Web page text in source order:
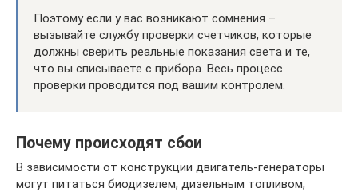
Поэтому если у вас возникают сомнения –
вызывайте службу проверки счетчиков, которые
должны сверить реальные показания света и те,
что вы списываете с прибора. Весь процесс
проверки проводится под вашим контролем.
Почему происходят сбои
В зависимости от конструкции двигатель-генераторы
могут питаться биодизелем, дизельным топливом,